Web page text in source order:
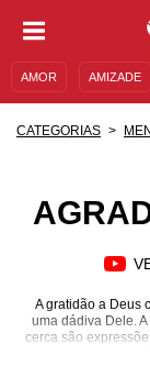
AMOR AMIZADE
MENSAGENS E
CATEGORIAS
A gratidão a Deus
uma dádiva Dele.
cerca são
concretiza, o